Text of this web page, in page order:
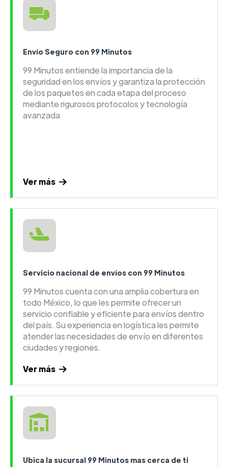
Envío Seguro con 99 Minutos
99 Minutos entiende la importancia de la
seguridad en los envíos y garantiza la protección
de los paquetes en cada etapa del proceso
mediante rigurosos protocolos y tecnología
avanzada
Ver más
Servicio nacional de envíos con 99 Minutos
99 Minutos cuenta con una amplia cobertura en
todo México, lo que les permite ofrecer un
servicio confiable y eficiente para envíos dentro
del país. Su experiencia en logística les permite
atender las necesidades de envío en diferentes
ciudades y regiones.
Ver más
Ubica la sucursal 99 Minutos mas cerca de ti